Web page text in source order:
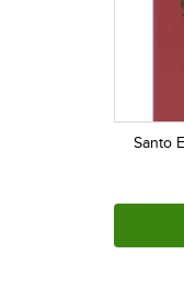
Santo